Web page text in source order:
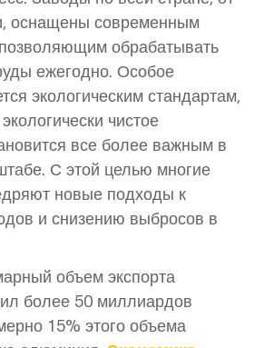
оснащены современным
обрабатывать
ежегодно. Особое
экологическим стандартам,
чистое
все более важным в
С этой целью многие
новые подходы к
и снизению выбросов в
объем экспорта
более 50 миллиардов
15% этого объема